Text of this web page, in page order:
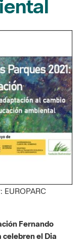
EUROPARC
Fernando
sobre àrees
la salut i
per poder-hi